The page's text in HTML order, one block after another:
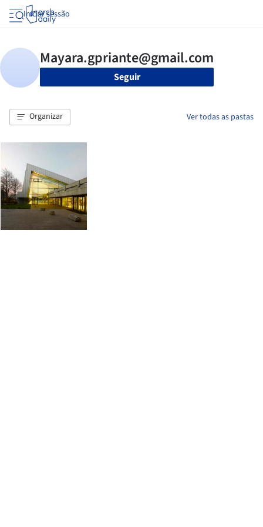
Iniciar sessão
Seguir
Organizar Ver todas as pastas